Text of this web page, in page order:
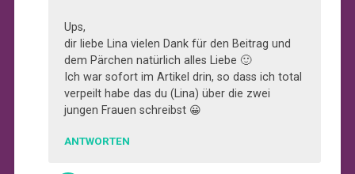
Ups,
dir liebe Lina vielen Dank für den Beitrag und
dem Pärchen natürlich alles Liebe 🙂
Ich war sofort im Artikel drin, so dass ich total
verpeilt habe das du (Lina) über die zwei
jungen Frauen schreibst 😀
ANTWORTEN